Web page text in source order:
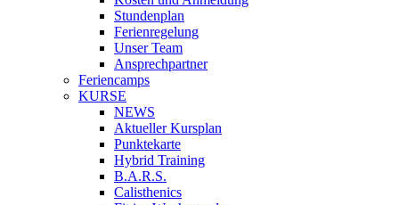
Stundenplan
Ferienregelung
Unser Team
Ansprechpartner
Feriencamps
KURSE
NEWS
Aktueller Kursplan
Punktekarte
Hybrid Training
B.A.R.S.
Calisthenics